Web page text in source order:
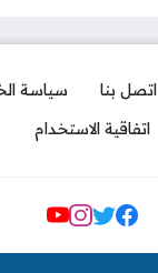
اتصل بنا
سياسة
اتفاقية الاستخدام
مواقع التواصل